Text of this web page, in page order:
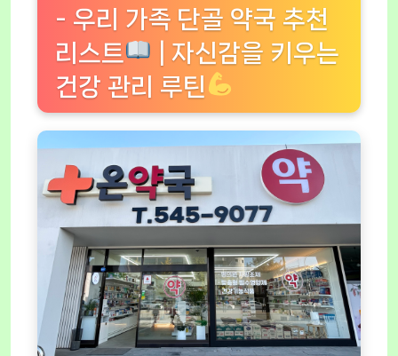
- 우리 가족 단골 약국 추천
리스트
| 자신감을 키우는
건강 관리 루틴